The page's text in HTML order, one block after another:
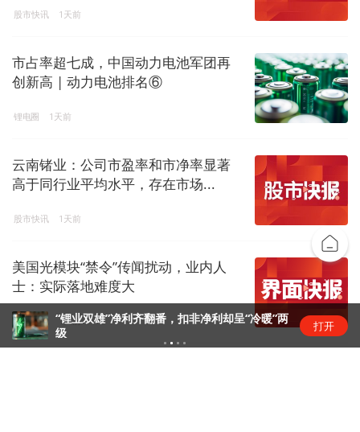
股市快讯 1天前
市占率超七成，中国动力电池军团再
创新高 | 动力电池排名⑥
锂电圈 1天前
云南锗业：公司市盈率和市净率显著
高于同行业平均水平，存在市场...
股市快讯 1天前
美国光模块“禁令”传闻扰动，业内人
士：实际落地难度大
金融快讯 1天前
“锂业双雄”净利齐翻番，扣非净利却呈“冷暖”两
级
打开